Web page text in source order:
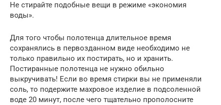
Не стирайте подобные вещи в режиме «экономия
воды».
Для того чтобы полотенца длительное время
сохранялись в первозданном виде необходимо не
только правильно их постирать, но и хранить.
Постиранные полотенца не нужно обильно
выкручивать! Если во время стирки вы не применяли
соль, то подержите махровое изделие в подсоленной
воде 20 минут, после чего тщательно прополосните